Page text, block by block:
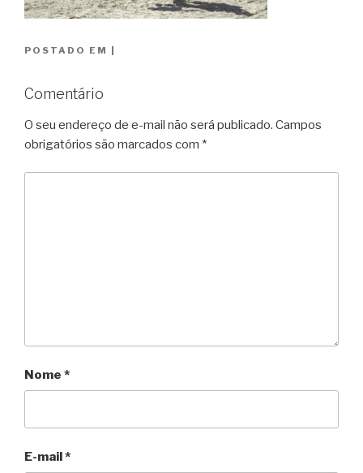
POSTADO EM |
Comentário
O seu endereço de e-mail não será publicado. Campos
obrigatórios são marcados com *
Nome *
E-mail*